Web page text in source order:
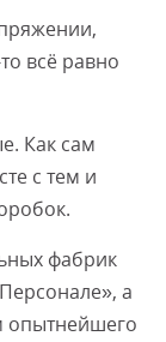
всё равно
Как сам
с тем и
фабрик
а
опытнейшего